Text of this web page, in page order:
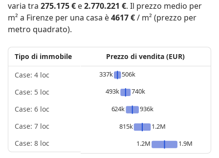
varia tra 275.175 € e2.770.221 €. Il prezzo medio per
m² a Firenze per una casa è4617 €/ m² (prezzo per
metro quadrato).
Tipo di immobile
Case: 4 loc
Case: 5 loc
Case: 6 loc
Case: 7 loc
Case: 8 loc
Prezzo di vendita (EUR)
337k
506k
493k
740k
624k
936k
815k
1.2M
1.2M
1.9M